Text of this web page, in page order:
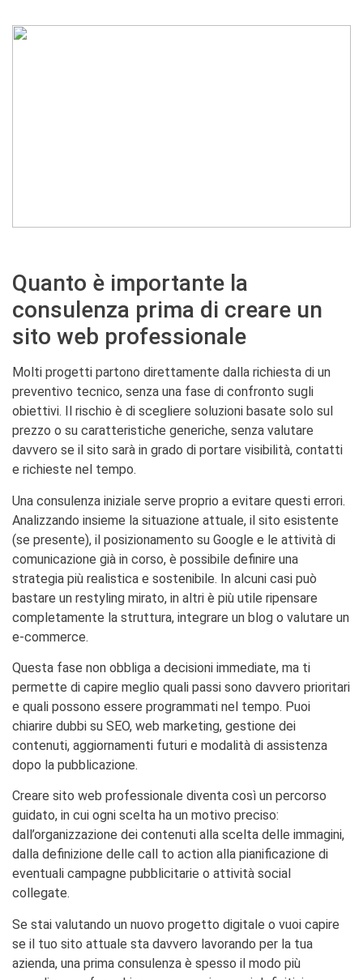
Quanto è importante la
consulenza prima di creare un
sito web professionale
Molti progetti partono direttamente dalla richiesta di un
preventivo tecnico, senza una fase di confronto sugli
obiettivi. Il rischio è di scegliere soluzioni basate solo sul
prezzo o su caratteristiche generiche, senza valutare
davvero se il sito sarà in grado di portare visibilità, contatti
e richieste nel tempo.
Una consulenza iniziale serve proprio a evitare questi errori.
Analizzando insieme la situazione attuale, il sito esistente
(se presente), il posizionamento su Google e le attività di
comunicazione già in corso, è possibile definire una
strategia più realistica e sostenibile. In alcuni casi può
bastare un restyling mirato, in altri è più utile ripensare
completamente la struttura, integrare un blog o valutare un
e-commerce.
Questa fase non obbliga a decisioni immediate, ma ti
permette di capire meglio quali passi sono davvero prioritari
e quali possono essere programmati nel tempo. Puoi
chiarire dubbi su SEO, web marketing, gestione dei
contenuti, aggiornamenti futuri e modalità di assistenza
dopo la pubblicazione.
Creare sito web professionale diventa così un percorso
guidato, in cui ogni scelta ha un motivo preciso:
dall’organizzazione dei contenuti alla scelta delle immagini,
dalla definizione delle call to action alla pianificazione di
eventuali campagne pubblicitarie o attività social
collegate.
Se stai valutando un nuovo progetto digitale o vuoi capire
se il tuo sito attuale sta davvero lavorando per la tua
azienda, una prima consulenza è spesso il modo più